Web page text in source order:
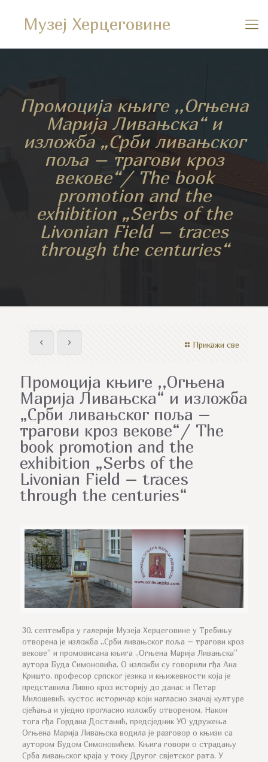
Музеј Херцеговине
Промоција књиге ,,Огњена
Марија Ливањска“ и
изложба „Срби ливањског
поља – трагови кроз
векове“/ The book
promotion and the
exhibition „Serbs of the
Livonian Field – traces
through the centuries“
Прикажи све
Промоција књиге ,,Огњена
Марија Ливањска“ и изложба
„Срби ливањског поља –
трагови кроз векове“/ The
book promotion and the
exhibition „Serbs of the
Livonian Field – traces
through the centuries“
30. септембра у галерији Музеја Херцеговине у Требињу
отворена је изложба „Срби ливањског поља – трагови кроз
векове“ и промовисана књига „Огњена Марија Ливањска“
аутора Буда Симоновића. О изложби су говорили гђа Ана
Кришто, професор српског језика и књижевности која је
представила Ливно кроз историју до данас и Петар
Милошевић, кустос историчар који нагласио значај културе
сјећања и уједно прогласио изложбу отвореном. Након
тога гђа Гордана Достанић, предсједник УО удружења
Огњена Марија Ливањска водила је разговор о књизи са
аутором Будом Симоновићем. Књига говори о страдању
Срба ливањског краја у току Другог свјетског рата. У